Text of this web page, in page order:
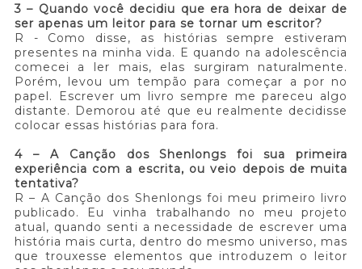
3 – Quando você decidiu que era hora de deixar de
ser apenas um leitor para se tornar um escritor?
R - Como disse, as histórias sempre estiveram
presentes na minha vida. E quando na adolescência
comecei a ler mais, elas surgiram naturalmente.
Porém, levou um tempão para começar a por no
papel. Escrever um livro sempre me pareceu algo
distante. Demorou até que eu realmente decidisse
colocar essas histórias para fora.
4 – A Canção dos Shenlongs foi sua primeira
experiência com a escrita, ou veio depois de muita
tentativa?
R – A Canção dos Shenlongs foi meu primeiro livro
publicado. Eu vinha trabalhando no meu projeto
atual, quando senti a necessidade de escrever uma
história mais curta, dentro do mesmo universo, mas
que trouxesse elementos que introduzem o leitor